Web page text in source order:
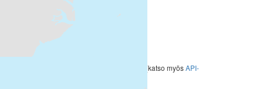
avulla (katso myösAPI-